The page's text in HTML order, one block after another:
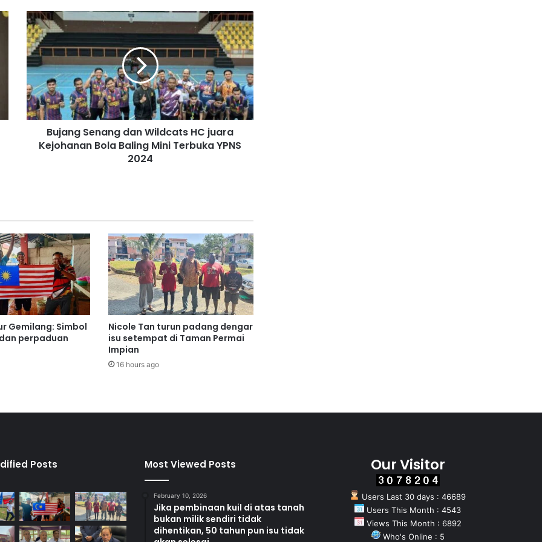
B
u
j
a
n
S
e
n
i
l
d
c
a
t
s
H
C
j
e
a
n
B
o
l
Bujang Senang dan Wildcats HC juara
Kejohanan Bola Baling Mini Terbuka YPNS
2024
Gemilang: Simbol
perpaduan
Nicole Tan turun padang dengar
isu setempat di Taman Permai
Impian
16 hours ago
Posts Most Viewed Posts
February 10, 2026
Jika pembinaan kuil di atas tanah
bukan milik sendiri tidak
dihentikan, 50 tahun pun isu tidak
Our Visitor
Users Last 30 days : 46689
Users This Month : 4543
Views This Month : 6892
Who's Online : 5